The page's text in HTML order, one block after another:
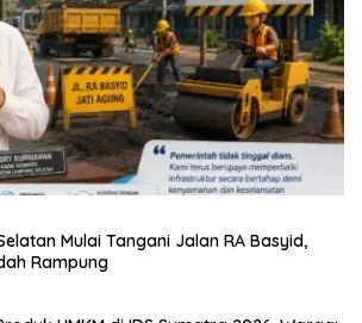
Mulai Tangani Jalan RA Basyid,
Rampung